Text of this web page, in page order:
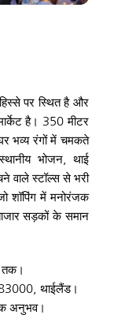
पर स्थित है और
है। 350 मीटर
भव्य रंगों में चमकते
भोजन, थाई
वाले स्टॉल्स से भरी
शॉपिंग में मनोरंजक
सड़कों के समान
तक।
थाईलैंड।
अनुभव।